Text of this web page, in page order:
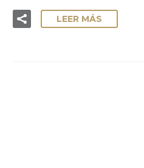
LEER MÁS